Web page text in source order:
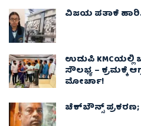
ವಿಜಯ ಪತಾಕೆ
ಉಡುಪಿ KMCಯಲ್ಲಿ
ಸೌಲಭ್ಯ – ಕ್ರಮಕ್ಕೆ
ಮೋರ್ಚಾ!
ಚೆಕ್​ಬೌನ್ಸ್​